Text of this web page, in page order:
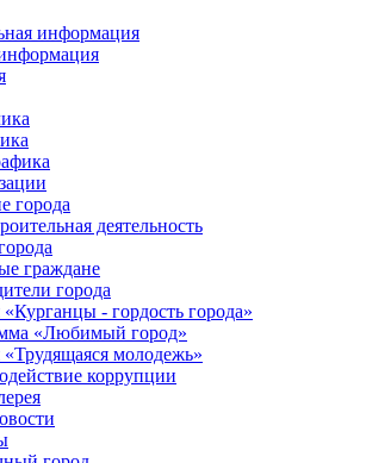
информация
города
деятельность
граждане
города
«Курганцы - гордость города»
«Любимый город»
молодежь»
коррупции